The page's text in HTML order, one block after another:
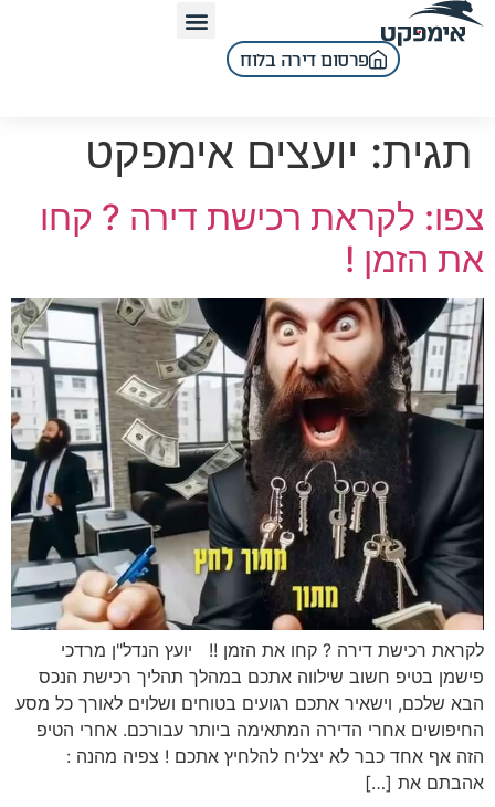
לתוכן
פרסום דירה בלוח
תגית: יועצים אימפקט
צפו: לקראת רכישת דירה ? קחו
את הזמן !
לקראת רכישת דירה ? קחו את הזמן !! יועץ הנדל"ן מרדכי
פישמן בטיפ חשוב שילווה אתכם במהלך תהליך רכישת הנכס
הבא שלכם, וישאיר אתכם רגועים בטוחים ושלוים לאורך כל מסע
החיפושים אחרי הדירה המתאימה ביותר עבורכם. אחרי הטיפ
הזה אף אחד כבר לא יצליח להלחיץ אתכם ! צפיה מהנה :
אהבתם את […]